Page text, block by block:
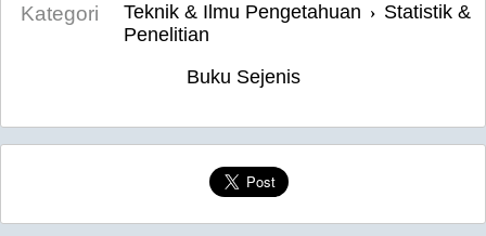
Kategori
Teknik & Ilmu Pengetahuan › Statistik &
Penelitian
Buku Sejenis